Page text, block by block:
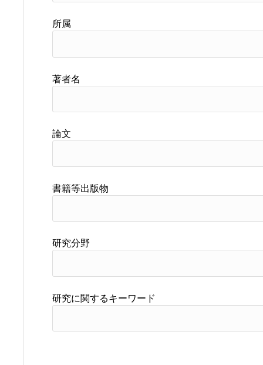
所属
著者名
論文
書籍等出版物
研究分野
研究に関するキーワード